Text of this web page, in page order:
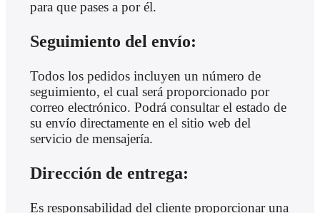
para que pases a por él.
Seguimiento del envío:
Todos los pedidos incluyen un número de
seguimiento, el cual será proporcionado por
correo electrónico. Podrá consultar el estado de
su envío directamente en el sitio web del
servicio de mensajería.
Dirección de entrega:
Es responsabilidad del cliente proporcionar una